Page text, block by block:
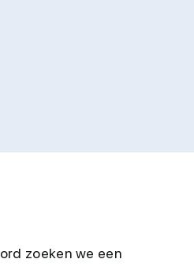
zoeken we een